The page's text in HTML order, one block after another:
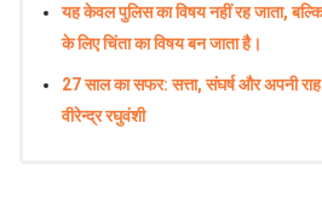
यह केवल पुलिस का विषय नहीं रह जाता,
के लिए चिंता का विषय बन जाता है।
27 साल का सफर: सत्ता, संघर्ष और अपनी
वीरेन्द्र रघुवंशी